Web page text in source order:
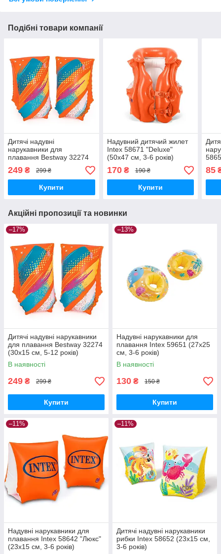
Подібні товари компанії
Дитячі надувні
нарукавники для
плавання Bestway 32274
(30х15 см, 5-12 років)
249 ₴ 299 ₴
Купити
Надувний дитячий жилет
Intex 58671 "Deluxe"
(50х47 см, 3-6 років)
170₴ 190 ₴
Купити
85
Акційні пропозиції та новинки
–17%
Дитячі надувні нарукавники
для плавання Bestway 32274
(30х15 см, 5-12 років)
В наявності
249 ₴ 299 ₴
Купити
–13%
Надувні нарукавники для
плавання Intex 59651 (27х25
см, 3-6 років)
В наявності
130 ₴ 150 ₴
Купити
–11%
Надувні нарукавники для
плавання Intex 58642 "Люкс"
(23х15 см, 3-6 років)
–11%
Дитячі надувні нарукавники
рибки Intex 58652 (23х15 см,
3-6 років)